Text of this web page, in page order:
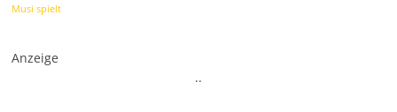
Musi spielt
Anzeige
..